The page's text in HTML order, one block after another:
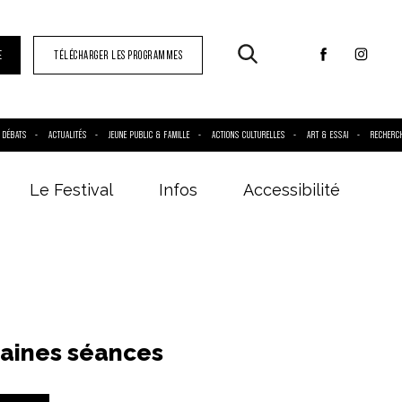
TÉLÉCHARGER LES PROGRAMMES
DÉBATS ACTUALITÉS JEUNE PUBLIC & FAMILLE ACTIONS CULTURELLES ART & ESSAI
Le Festival Infos Accessibilité
séances